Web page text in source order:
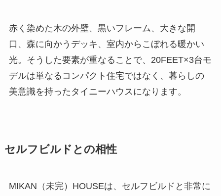
赤く染めた木の外壁、黒いフレーム、大きな開
口、森に向かうデッキ、室内からこぼれる暖かい
光。そうした要素が重なることで、20FEET×3台モ
デルは単なるコンパクト住宅ではなく、暮らしの
美意識を持ったタイニーハウスになります。
セルフビルドとの相性
MIKAN（未完）HOUSEは、セルフビルドと非常に